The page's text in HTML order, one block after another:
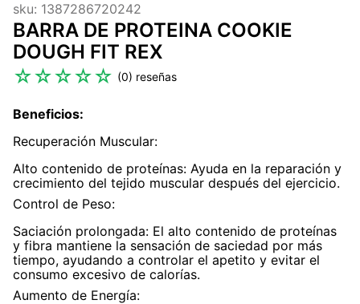
3.
colageno
4.
kefir
5 .
glicinato magnesio
9.
ashwagandha
10. clorofila
sku: 1387286720242
BARRA DE PROTEINA COOKIE
DOUGH FIT REX
☆☆☆☆☆ (0)
Beneficios:
Recuperación Muscular:
Alto contenido de proteínas: Ayuda en la reparación y
crecimiento del tejido muscular después del ejercicio.
Control de Peso:
Saciación prolongada: El alto contenido de proteínas
y fibra mantiene la sensación de saciedad por más
tiempo, ayudando a controlar el apetito y evitar el
consumo excesivo de calorías.
Aumento de Energía: